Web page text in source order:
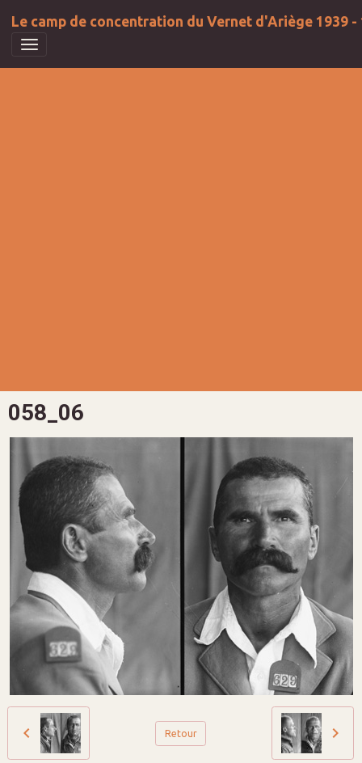
Le camp de concentration du Vernet d'Ariège 1939 -
058_06
Retour